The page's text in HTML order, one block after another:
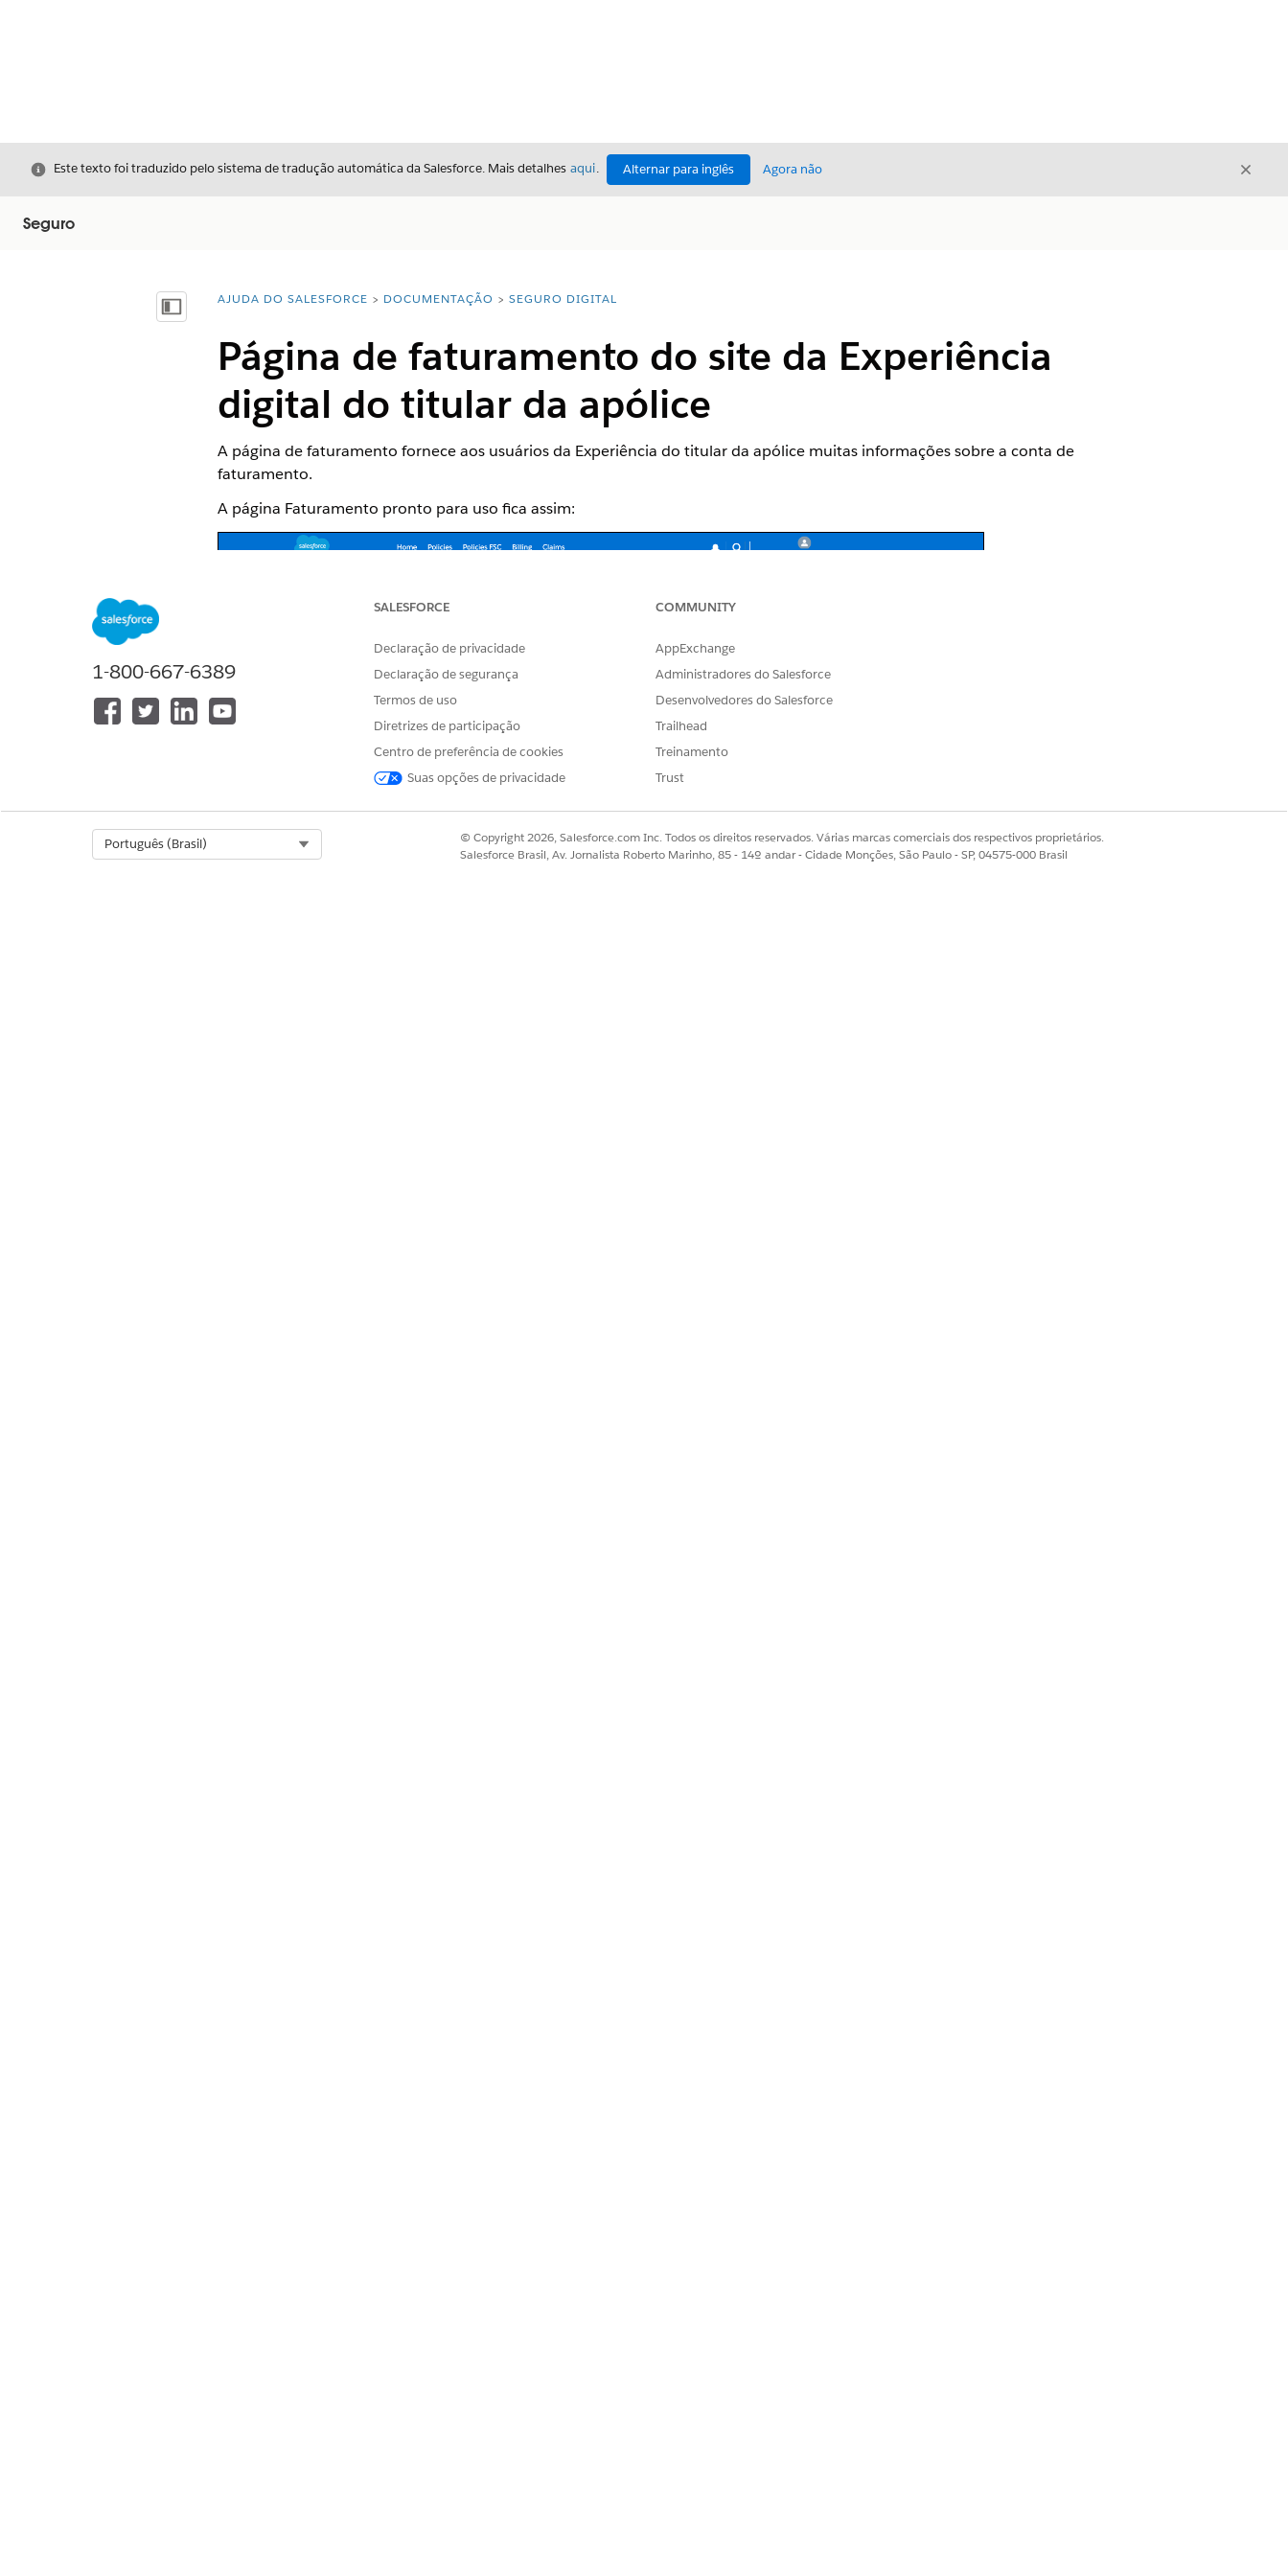
Fechar
Este texto foi traduzido pelo sistema de tradução automática da Salesforce. Mais detalhes aqui. Alternar para inglês Agora não Fechar
Seguro
Mostrar índiceVocê está aqui:
AJUDA DO SALESFORCE DOCUMENTAÇÃO SEGURO DIGITAL
Página de faturamento do site da Experiência
digital do titular da apólice
A página de faturamento fornece aos usuários da Experiência do titular da apólice muitas informações sobre a conta de
faturamento.
A página Faturamento pronto para uso fica assim:
1-800-667-6389
SALESFORCE
Declaração de privacidade
Declaração de segurança
Termos de uso
Diretrizes de participação
Centro de preferência de cookies
Suas opções de privacidade
COMMUNITY
AppExchange
Administradores do Salesforce
Desenvolvedores do Salesforce
Trailhead
Treinamento
Trust
Português (Brasil)
© Copyright 2026, Salesforce.com Inc. Todos os direitos reservados. Várias marcas comerciais dos respectivos proprietários.
Salesforce Brasil, Av. Jornalista Roberto Marinho, 85 - 14º andar - Cidade Monções, São Paulo - SP, 04575-000 Brasil